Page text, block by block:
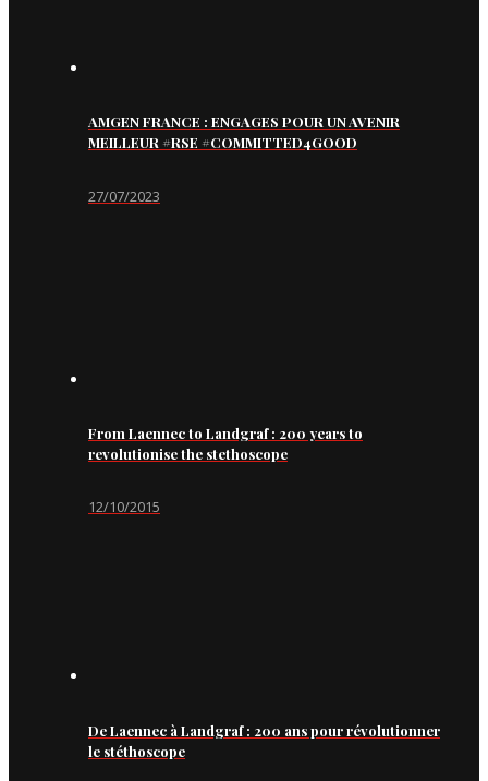
AMGEN FRANCE : ENGAGES POUR UN AVENIR
MEILLEUR #RSE #COMMITTED4GOOD
27/07/2023
From Laennec to Landgraf : 200 years to
revolutionise the stethoscope
12/10/2015
De Laennec à Landgraf : 200 ans pour révolutionner
le stéthoscope